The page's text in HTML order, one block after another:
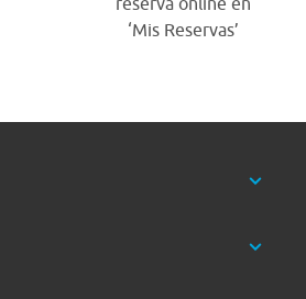
‘Mis Reservas’